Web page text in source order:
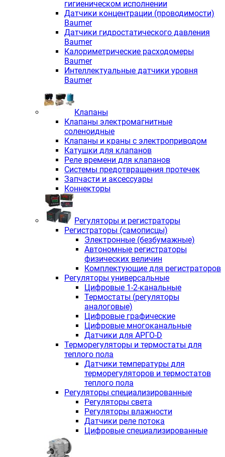
гигиеническом исполнении
Датчики концентрации (проводимости)
Baumer
Датчики гидростатического давления
Baumer
Калориметрические расходомеры
Baumer
Интеллектуальные датчики уровня
Baumer
Клапаны
Клапаны электромагнитные
соленоидные
Клапаны и краны с электроприводом
Катушки для клапанов
Реле времени для клапанов
Системы предотвращения протечек
Запчасти и аксессуары
Коннекторы
Регуляторы и регистраторы
Регистраторы (самописцы)
Электронные (безбумажные)
Автономные регистраторы
физических величин
Комплектующие для регистраторов
Регуляторы универсальные
Цифровые 1-2-канальные
Термостаты (регуляторы
аналоговые)
Цифровые графические
Цифровые многоканальные
Датчики для АРГО-D
Терморегуляторы и термостаты для
теплого пола
Датчики температуры для
терморегуляторов и термостатов
теплого пола
Регуляторы специализированные
Регуляторы света
Регуляторы влажности
Датчики реле потока
Цифровые специализированные